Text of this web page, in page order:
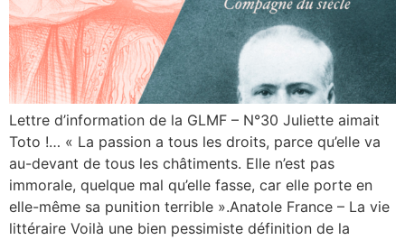
Lettre d’information de la GLMF – N°30 Juliette aimait
Toto !… « La passion a tous les droits, parce qu’elle va
au-devant de tous les châtiments. Elle n’est pas
immorale, quelque mal qu’elle fasse, car elle porte en
elle-même sa punition terrible ».Anatole France – La vie
littéraire Voilà une bien pessimiste définition de la